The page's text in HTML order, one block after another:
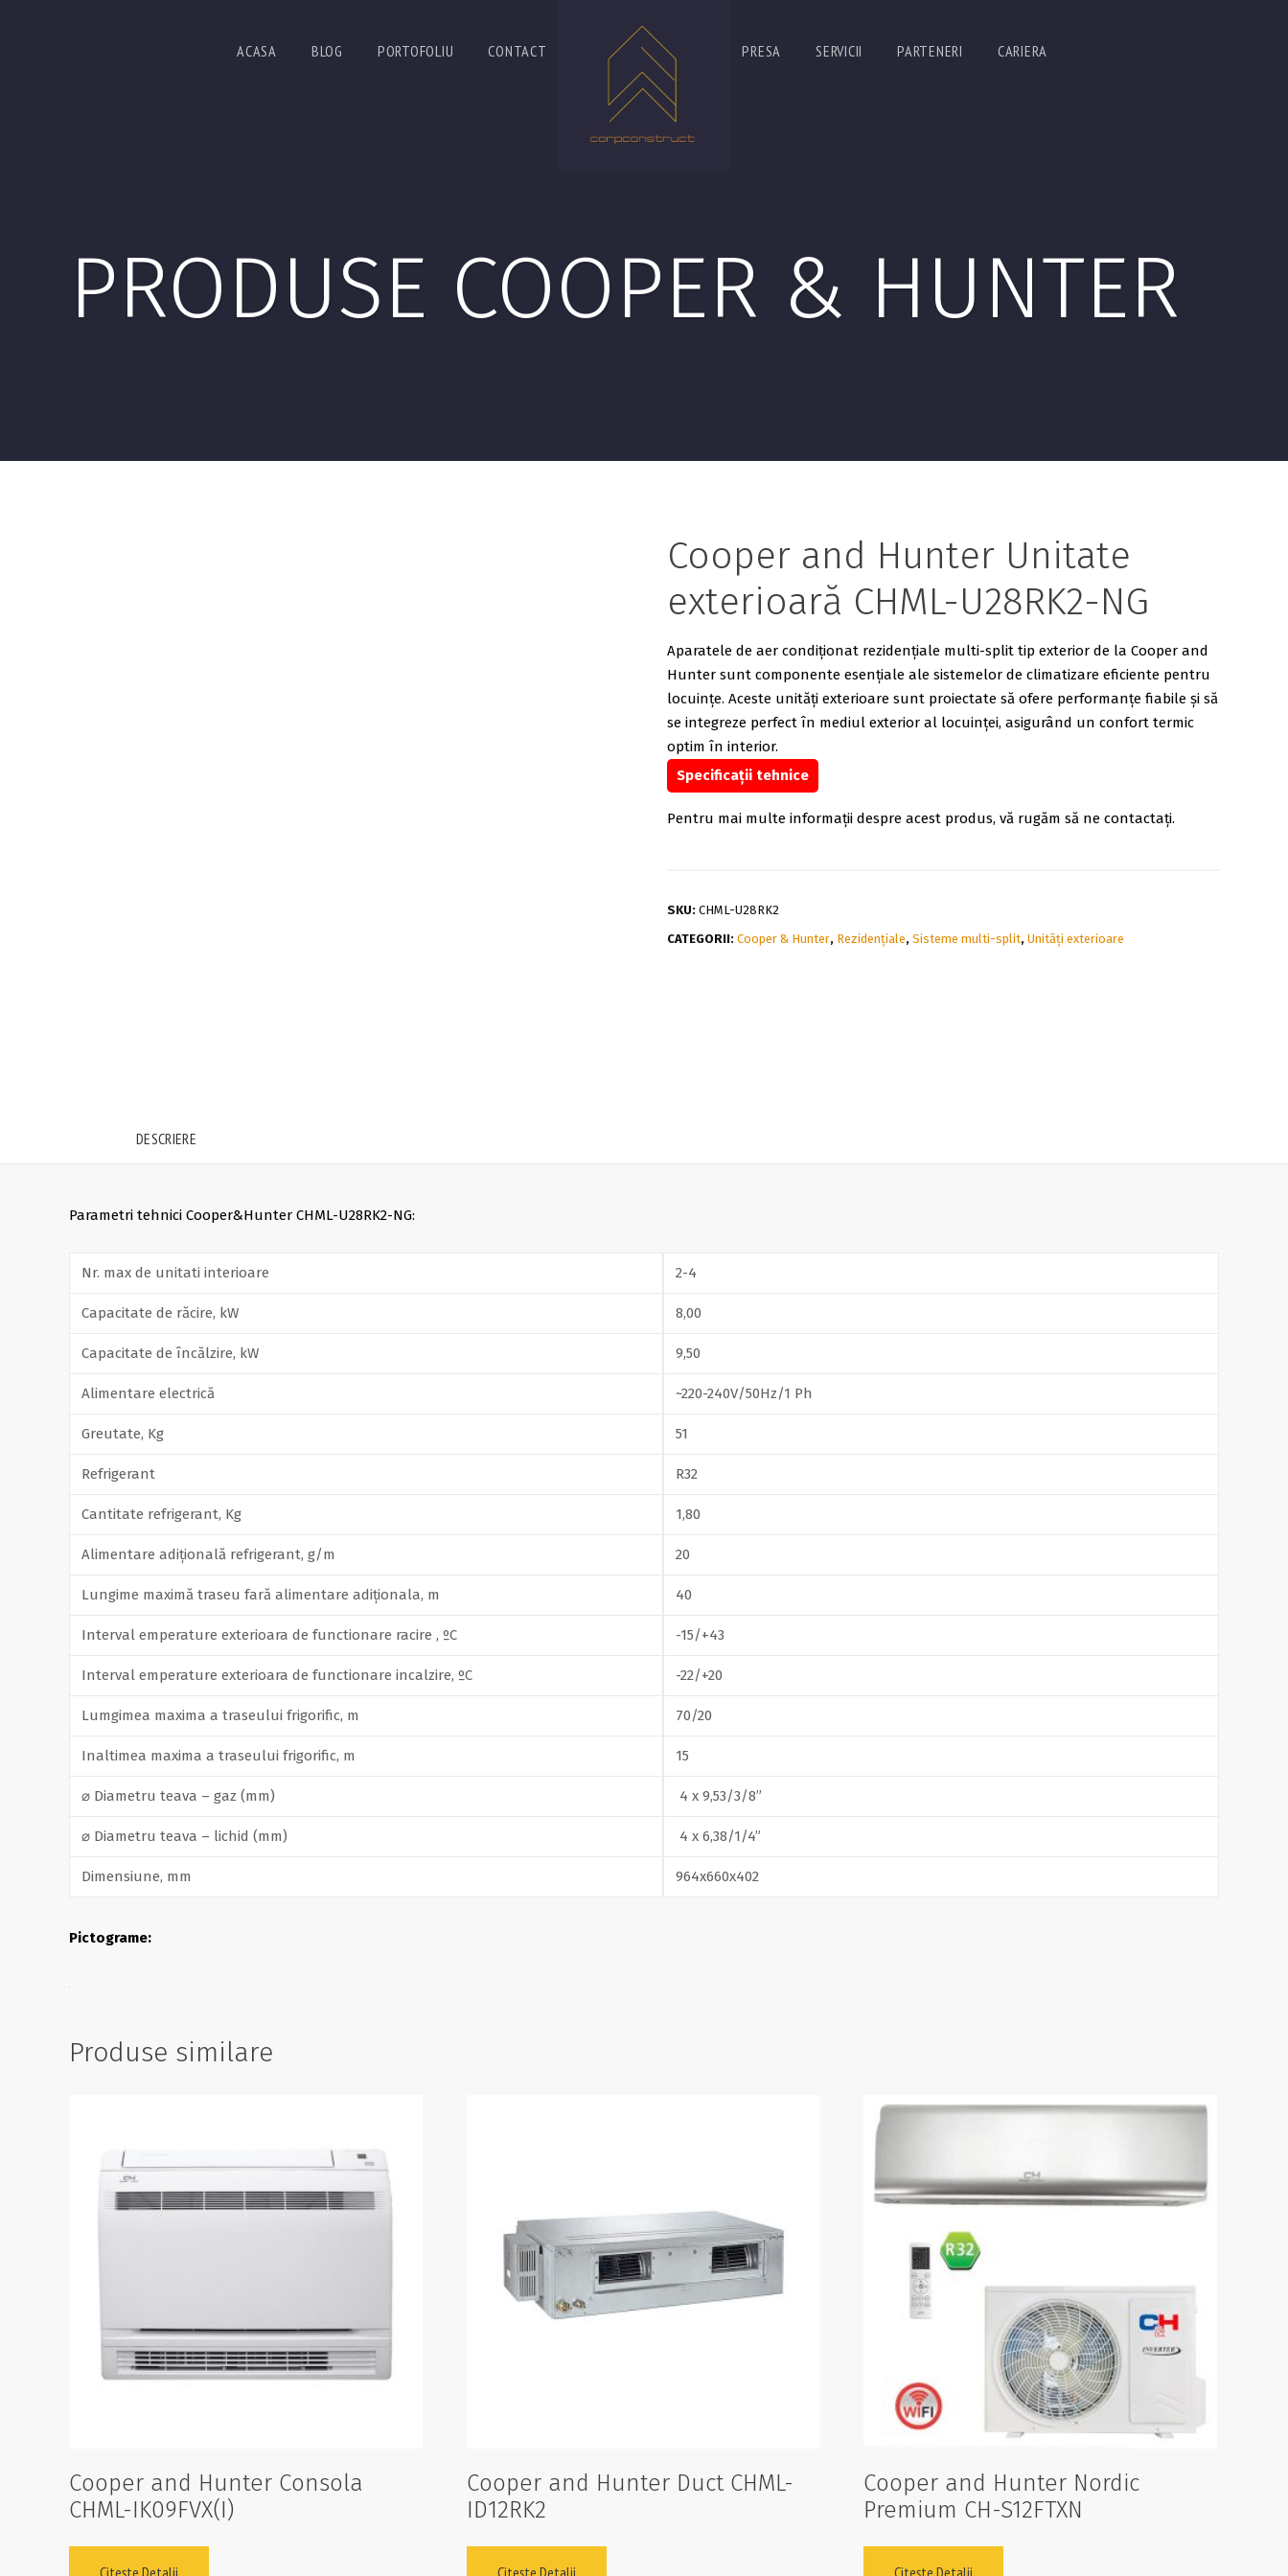
ACASA BLOG PORTOFOLIU CONTACT PRESA SERVICII PARTENERI CARIERA
PRODUSE COOPER & HUNTER
Cooper and Hunter Unitate
exterioară CHML-U28RK2-NG
Aparatele de aer condiționat rezidențiale multi-split tip exterior de la Cooper and
Hunter sunt componente esențiale ale sistemelor de climatizare eficiente pentru
locuințe. Aceste unități exterioare sunt proiectate să ofere performanțe fiabile și să
se integreze perfect în mediul exterior al locuinței, asigurând un confort termic
optim în interior.
Specificații tehnice
Pentru mai multe informații despre acest produs, vă rugăm să ne contactați.
SKU: CHML-U28RK2
CATEGORII: Cooper & Hunter, Rezidențiale, Sisteme multi-split, Unități exterioare
DESCRIERE
Parametri tehnici Cooper&Hunter CHML-U28RK2-NG:
Nr. max de unitati interioare 2-4
Capacitate de răcire, kW 8,00
Capacitate de încălzire, kW 9,50
Alimentare electrică ~220-240V/50Hz/1 Ph
Greutate, Kg 51
Refrigerant R32
Cantitate refrigerant, Kg 1,80
Alimentare adițională refrigerant, g/m 20
Lungime maximă traseu fară alimentare adiționala, m 40
Interval emperature exterioara de functionare racire , ºC -15/+43
Interval emperature exterioara de functionare incalzire, ºC -22/+20
Lumgimea maxima a traseului frigorific, m 70/20
Inaltimea maxima a traseului frigorific, m 15
⌀ Diametru teava – gaz (mm) 4 x 9,53/3/8”
⌀ Diametru teava – lichid (mm) 4 x 6,38/1/4”
Dimensiune, mm 964x660x402
Pictograme:
Produse similare
Cooper and Hunter Consola
CHML-IK09FVX(I)
Citește Detalii
Cooper and Hunter Duct CHML-
ID12RK2
Citește Detalii
Cooper and Hunter Nordic
Premium CH-S12FTXN
Citește Detalii